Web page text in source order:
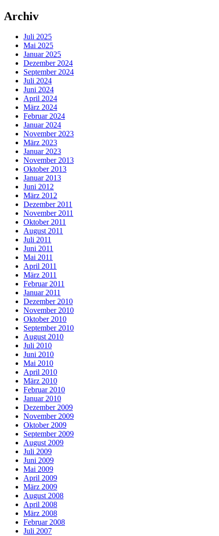
Archiv
Juli 2025
Mai 2025
Januar 2025
Dezember 2024
September 2024
Juli 2024
Juni 2024
April 2024
März 2024
Februar 2024
Januar 2024
November 2023
März 2023
Januar 2023
November 2013
Oktober 2013
Januar 2013
Juni 2012
März 2012
Dezember 2011
November 2011
Oktober 2011
August 2011
Juli 2011
Juni 2011
Mai 2011
April 2011
März 2011
Februar 2011
Januar 2011
Dezember 2010
November 2010
Oktober 2010
September 2010
August 2010
Juli 2010
Juni 2010
Mai 2010
April 2010
März 2010
Februar 2010
Januar 2010
Dezember 2009
November 2009
Oktober 2009
September 2009
August 2009
Juli 2009
Juni 2009
Mai 2009
April 2009
März 2009
August 2008
April 2008
März 2008
Februar 2008
Juli 2007